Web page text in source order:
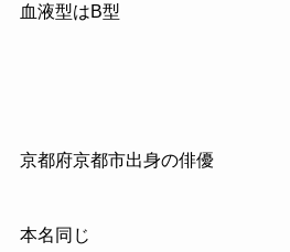
血液型はB型
京都府京都市出身の俳優
本名同じ